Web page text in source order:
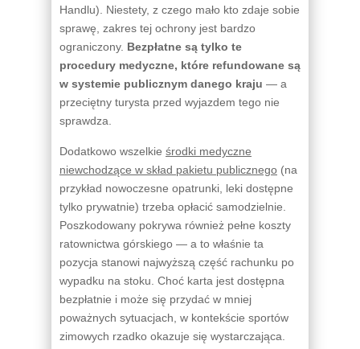
Handlu). Niestety, z czego mało kto zdaje sobie
sprawę, zakres tej ochrony jest bardzo
ograniczony. Bezpłatne są tylko te
procedury medyczne, które refundowane są
w systemie publicznym danego kraju — a
przeciętny turysta przed wyjazdem tego nie
sprawdza.
Dodatkowo wszelkie środki medyczne
niewchodzące w skład pakietu publicznego (na
przykład nowoczesne opatrunki, leki dostępne
tylko prywatnie) trzeba opłacić samodzielnie.
Poszkodowany pokrywa również pełne koszty
ratownictwa górskiego — a to właśnie ta
pozycja stanowi najwyższą część rachunku po
wypadku na stoku. Choć karta jest dostępna
bezpłatnie i może się przydać w mniej
poważnych sytuacjach, w kontekście sportów
zimowych rzadko okazuje się wystarczająca.